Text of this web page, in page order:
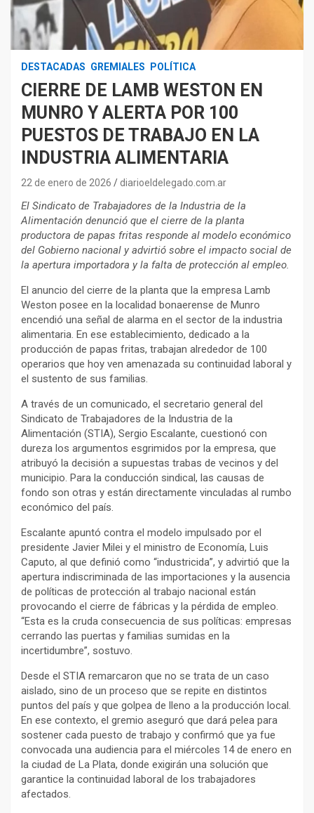
DESTACADAS GREMIALES POLÍTICA
CIERRE DE LAMB WESTON EN
MUNRO Y ALERTA POR 100
PUESTOS DE TRABAJO EN LA
INDUSTRIA ALIMENTARIA
22 de enero de 2026 diarioeldelegado.com.ar
El Sindicato de Trabajadores de la Industria de la
Alimentación denunció que el cierre de la planta
productora de papas fritas responde al modelo económico
del Gobierno nacional y advirtió sobre el impacto social de
la apertura importadora y la falta de protección al empleo.
El anuncio del cierre de la planta que la empresa Lamb
Weston posee en la localidad bonaerense de Munro
encendió una señal de alarma en el sector de la industria
alimentaria. En ese establecimiento, dedicado a la
producción de papas fritas, trabajan alrededor de 100
operarios que hoy ven amenazada su continuidad laboral y
el sustento de sus familias.
A través de un comunicado, el secretario general del
Sindicato de Trabajadores de la Industria de la
Alimentación (STIA), Sergio Escalante, cuestionó con
dureza los argumentos esgrimidos por la empresa, que
atribuyó la decisión a supuestas trabas de vecinos y del
municipio. Para la conducción sindical, las causas de
fondo son otras y están directamente vinculadas al rumbo
económico del país.
Escalante apuntó contra el modelo impulsado por el
presidente Javier Milei y el ministro de Economía, Luis
Caputo, al que definió como “industricida”, y advirtió que la
apertura indiscriminada de las importaciones y la ausencia
de políticas de protección al trabajo nacional están
provocando el cierre de fábricas y la pérdida de empleo.
“Esta es la cruda consecuencia de sus políticas: empresas
cerrando las puertas y familias sumidas en la
incertidumbre”, sostuvo.
Desde el STIA remarcaron que no se trata de un caso
aislado, sino de un proceso que se repite en distintos
puntos del país y que golpea de lleno a la producción local.
En ese contexto, el gremio aseguró que dará pelea para
sostener cada puesto de trabajo y confirmó que ya fue
convocada una audiencia para el miércoles 14 de enero en
la ciudad de La Plata, donde exigirán una solución que
garantice la continuidad laboral de los trabajadores
afectados.